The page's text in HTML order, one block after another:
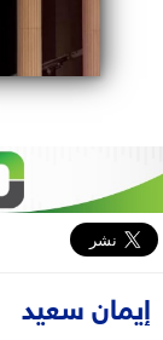
إيمان سعيد